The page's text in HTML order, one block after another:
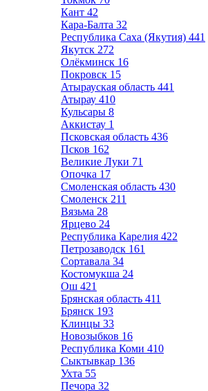
Кант 42
Кара-Балта 32
Республика Саха (Якутия) 441
Якутск 272
Олёкминск 16
Покровск 15
Атырауская область 441
Атырау 410
Кульсары 8
Аккистау 1
Псковская область 436
Псков 162
Великие Луки 71
Опочка 17
Смоленская область 430
Смоленск 211
Вязьма 28
Ярцево 24
Республика Карелия 422
Петрозаводск 161
Сортавала 34
Костомукша 24
Ош 421
Брянская область 411
Брянск 193
Клинцы 33
Новозыбков 16
Республика Коми 410
Сыктывкар 136
Ухта 55
Печора 32